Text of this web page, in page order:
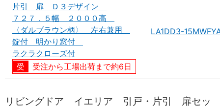
片引 扉 Ｄ３デザイン
７２７．５幅 ２０００高
〈ダルブラウン柄〉 左右兼用
錠付 明かり窓付
ラクラクローズ付
受注から工場出荷まで約6日
LA1DD3-
リビングドア イエリア 引戸・片引 扉セッ